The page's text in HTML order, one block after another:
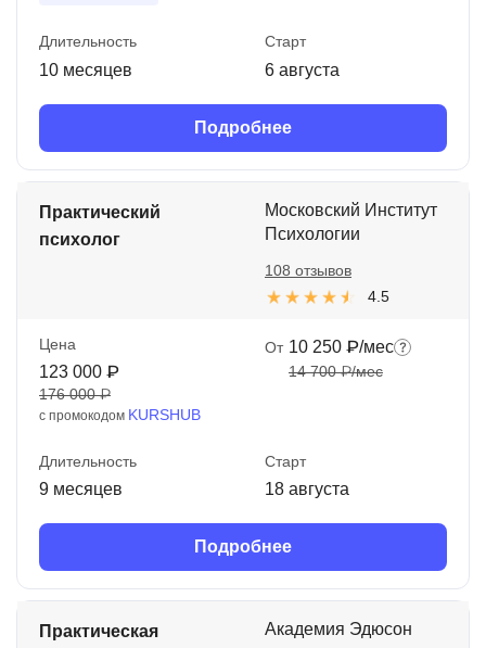
Длительность
10 месяцев
Старт
6 августа
Подробнее
Практический
психолог
Московский Институт
Психологии
4.5
108 отзывов
Цена
123 000 ₽
176 000 ₽
с промокодом KURSHUB
От 10 250 ₽/мес
14 700 ₽/мес
Длительность
9 месяцев
Старт
18 августа
Подробнее
Практическая
Академия Эдюсон